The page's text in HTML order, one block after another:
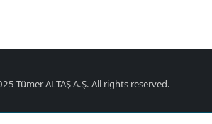
Tümer ALTAŞ A.Ş. All rights reserved.